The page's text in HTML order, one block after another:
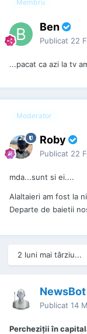
Membru
Ben
Publicat 22
...pacat ca azi la tv
Moderator
Roby
Publicat 22
mda...sunt si ei....
Alaltaieri am fost la
Departe de baietii
2 luni mai târziu...
NewsBot
Publicat 14
Percheziții în